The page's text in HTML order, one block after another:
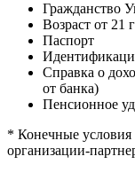
Гражданство
Возраст от 21
Паспорт
Справка о
от банка)
Пенсионное
* Конечные условия
организации-